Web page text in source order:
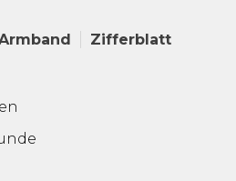
Zifferblatt